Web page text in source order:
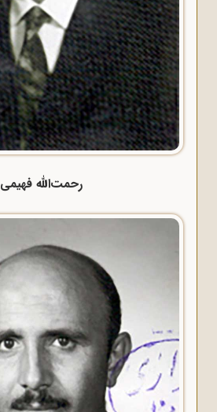
رحمت‌الله فهیمی